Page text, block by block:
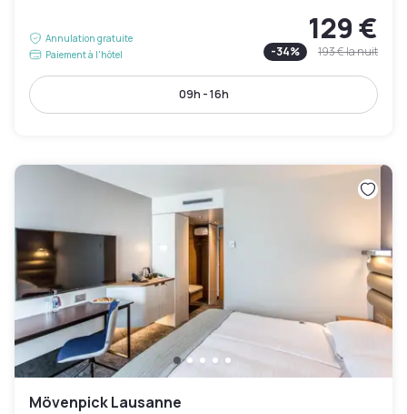
Annulation gratuite
Paiement à l'hôtel
129 €
-34% 193 €la nuit
09h - 16h
Mövenpick Lausanne